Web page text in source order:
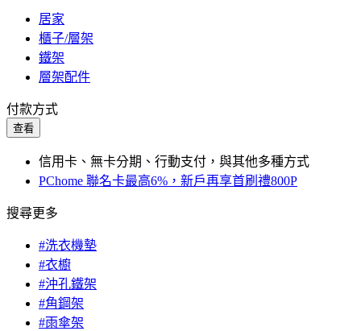
居家
櫃子/層架
鐵架
層架配件
付款方式
查看
信用卡、無卡分期、行動支付，與其他多種方式
PChome 聯名卡最高6%，新戶再享首刷禮800P
搜尋更多
#洗衣機墊
#衣櫥
#沖孔鐵架
#角鋼架
#雨傘架